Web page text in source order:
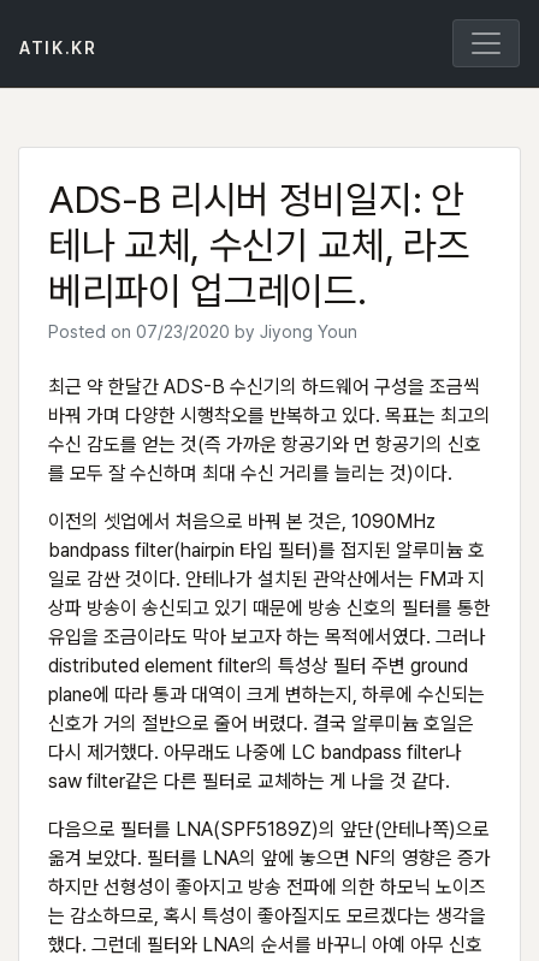
ATIK.KR
ADS-B 리시버 정비일지: 안
테나 교체, 수신기 교체, 라즈
베리파이 업그레이드.
Posted on 07/23/2020 by Jiyong Youn
최근 약 한달간 ADS-B 수신기의 하드웨어 구성을 조금씩
바꿔 가며 다양한 시행착오를 반복하고 있다. 목표는 최고의
수신 감도를 얻는 것(즉 가까운 항공기와 먼 항공기의 신호
를 모두 잘 수신하며 최대 수신 거리를 늘리는 것)이다.
이전의 셋업에서 처음으로 바꿔 본 것은, 1090MHz
bandpass filter(hairpin 타입 필터)를 접지된 알루미늄 호
일로 감싼 것이다. 안테나가 설치된 관악산에서는 FM과 지
상파 방송이 송신되고 있기 때문에 방송 신호의 필터를 통한
유입을 조금이라도 막아 보고자 하는 목적에서였다. 그러나
distributed element filter의 특성상 필터 주변 ground
plane에 따라 통과 대역이 크게 변하는지, 하루에 수신되는
신호가 거의 절반으로 줄어 버렸다. 결국 알루미늄 호일은
다시 제거했다. 아무래도 나중에 LC bandpass filter나
saw filter같은 다른 필터로 교체하는 게 나을 것 같다.
다음으로 필터를 LNA(SPF5189Z)의 앞단(안테나쪽)으로
옮겨 보았다. 필터를 LNA의 앞에 놓으면 NF의 영향은 증가
하지만 선형성이 좋아지고 방송 전파에 의한 하모닉 노이즈
는 감소하므로, 혹시 특성이 좋아질지도 모르겠다는 생각을
했다. 그런데 필터와 LNA의 순서를 바꾸니 아예 아무 신호